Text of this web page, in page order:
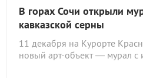
В горах Сочи открыли
кавказской серны
11 декабря на Курорте
новый арт-объект — мурал